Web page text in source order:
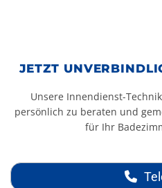
JETZT
Unsere Innendienst-
persönlich zu beraten und
für Ihr